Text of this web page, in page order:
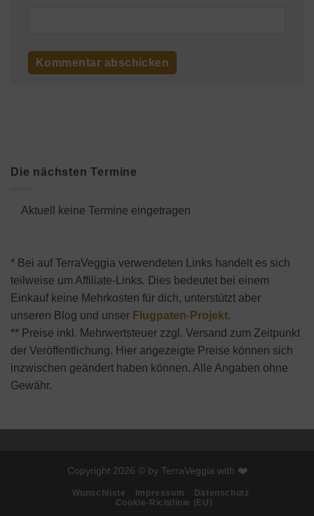
Die nächsten Termine
Aktuell keine Termine eingetragen
* Bei auf TerraVeggia verwendeten Links handelt es sich
teilweise um Affiliate-Links. Dies bedeutet bei einem
Einkauf keine Mehrkosten für dich, unterstützt aber
unseren Blog und unser Flugpaten-Projekt.
** Preise inkl. Mehrwertsteuer zzgl. Versand zum Zeitpunkt
der Veröffentlichung. Hier angezeigte Preise können sich
inzwischen geändert haben können. Alle Angaben ohne
Gewähr.
Copyright 2026 © by TerraVeggia with ❤️
Wunschliste Impressum
Datenschutz
Cookie-Richtlinie (EU)